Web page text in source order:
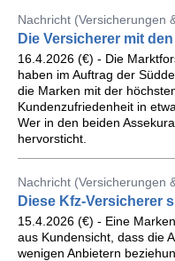
Nachricht (Versicherungen
Die Versicherer mit
16.4.2026 (€) - Die
haben im Auftrag der
die Marken mit der
Kundenzufriedenheit in
Wer in den beiden
hervorsticht.
Nachricht (Versicherungen
Diese Kfz-Versicherer
15.4.2026 (€) - Eine
aus Kundensicht, dass die
wenigen Anbietern